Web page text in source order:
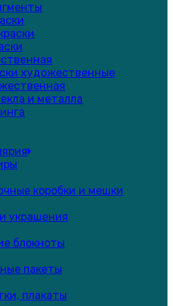
художественные
и металла
коробки и мешки
украшения
блокноты
пакеты
плакаты